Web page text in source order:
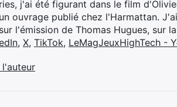
j'ai été figurant dans le film
ouvrage publié chez l'Harmattan.
l'émission de Thomas Hugues, sur
, X, TikTok, LeMagJeuxHighTech -